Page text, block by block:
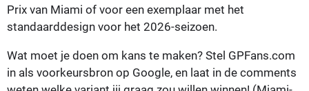
Prix van Miami of voor een exemplaar met het
standaarddesign voor het 2026-seizoen.
Wat moet je doen om kans te maken? Stel GPFans.com
in als voorkeursbron op Google, en laat in de comments